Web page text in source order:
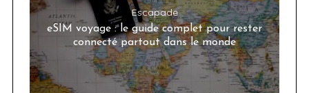
Escapade
eSIM voyage : le guide complet pour rester
connecté partout dans le monde